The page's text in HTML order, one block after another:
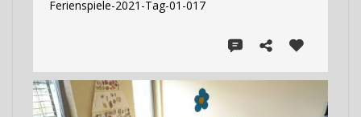
Ferienspiele-2021-Tag-01-017